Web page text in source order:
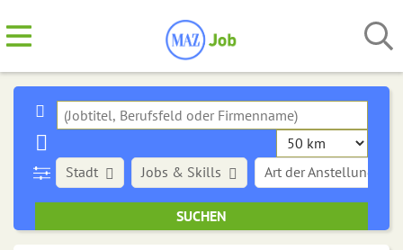
Stadt Art der Anstellung
Jobs & Skills